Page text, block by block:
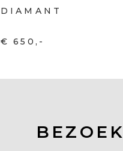
DIAMANT
€ 650,-